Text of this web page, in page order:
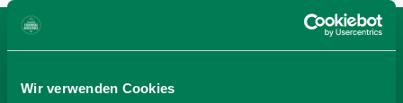
Wir verwenden CookiesBEI EHARD-HOF